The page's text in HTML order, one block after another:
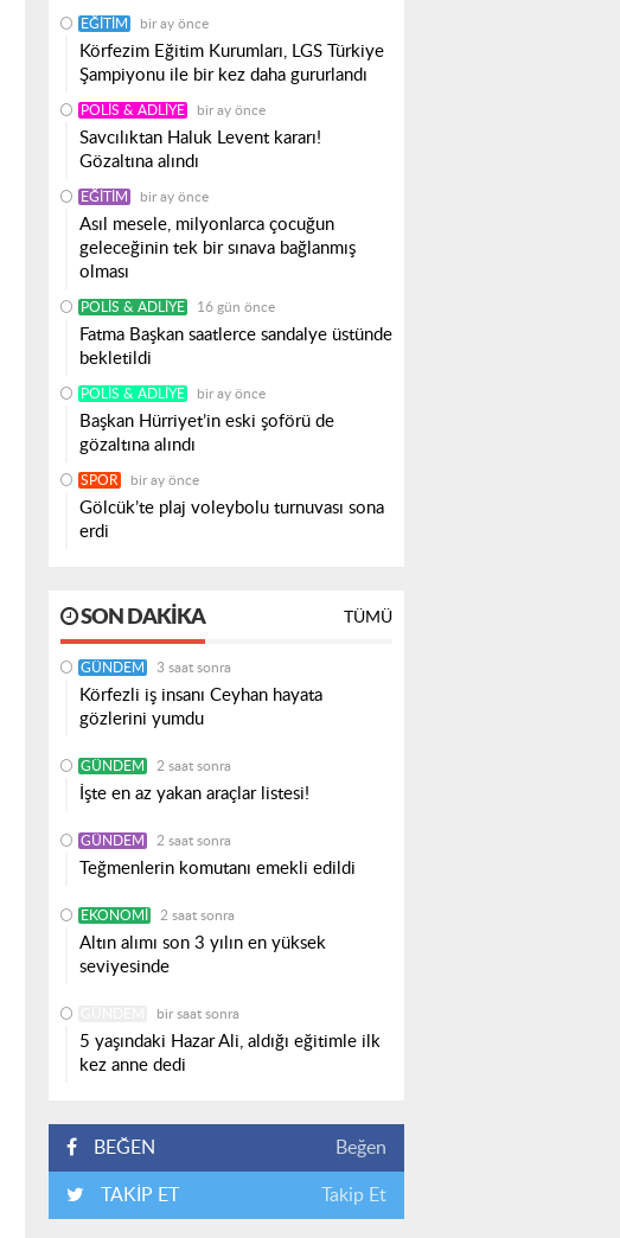
EĞITIM bir ay önce
Körfezim Eğitim Kurumları, LGS Türkiye
Şampiyonu ile bir kez daha gururlandı
POLIS & ADLIYE bir ay önce
Savcılıktan Haluk Levent kararı!
Gözaltına alındı
EĞITIM bir ay önce
Asıl mesele, milyonlarca çocuğun
geleceğinin tek bir sınava bağlanmış
olması
POLIS & ADLIYE 16 gün önce
Fatma Başkan saatlerce sandalye üstünde
bekletildi
POLIS & ADLIYE bir ay önce
Başkan Hürriyet’in eski şoförü de
gözaltına alındı
SPOR bir ay önce
Gölcük’te plaj voleybolu turnuvası sona
erdi
SON DAKIKA TÜMÜ
GÜNDEM 3 saat sonra
Körfezli iş insanı Ceyhan hayata
gözlerini yumdu
GÜNDEM 2 saat sonra
İşte en az yakan araçlar listesi!
GÜNDEM 2 saat sonra
Teğmenlerin komutanı emekli edildi
EKONOMI 2 saat sonra
Altın alımı son 3 yılın en yüksek
seviyesinde
bir saat sonra
5 yaşındaki Hazar Ali, aldığı eğitimle ilk
kez anne dedi
BEĞEN Beğen
TAKİP ET Takip Et